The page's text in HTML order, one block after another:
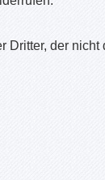
Dritter, der nicht